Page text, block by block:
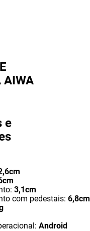
AIWA
e
3,1cm
com pedestais: 6,8cm
Android